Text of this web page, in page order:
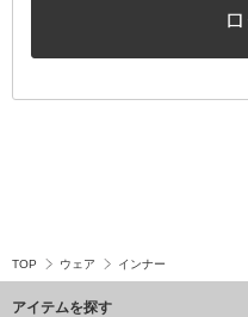
TOP ウェア インナー
アイテムを探す